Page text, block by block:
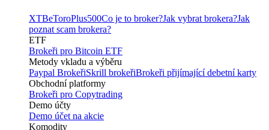
XTBeToroPlus500Co je to broker?Jak vybrat brokera?Jak
poznat scam brokera?
ETF
Brokeři pro Bitcoin ETF
Metody vkladu a výběru
Paypal BrokeřiSkrill brokeřiBrokeři přijímající debetní karty
Obchodní platformy
Brokeři pro Copytrading
Demo účty
Demo účet na akcie
Komodity